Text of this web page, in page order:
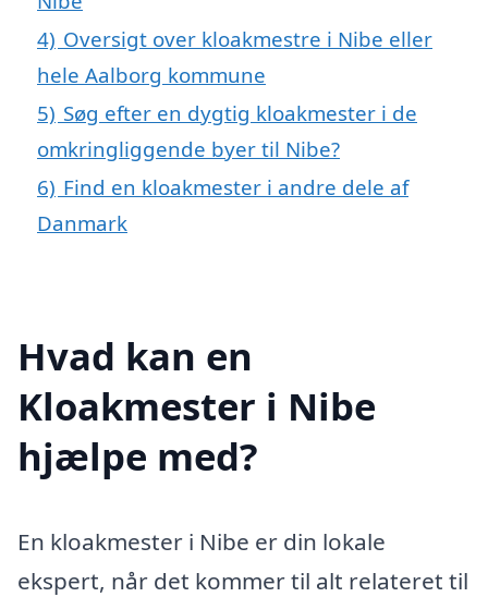
4) Oversigt over kloakmestre i Nibe eller
hele Aalborg kommune
5) Søg efter en dygtig kloakmester i de
omkringliggende byer til Nibe?
6) Find en kloakmester i andre dele af
Danmark
Hvad kan en
Kloakmester i Nibe
hjælpe med?
En kloakmester i Nibe er din lokale
ekspert, når det kommer til alt relateret til